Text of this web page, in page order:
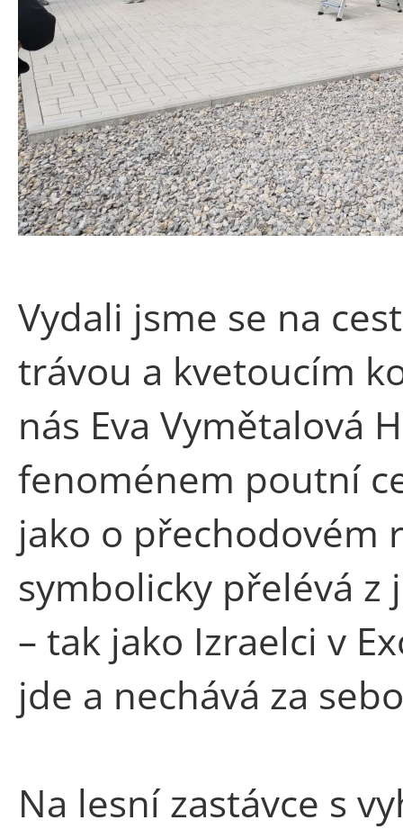
Vydali jsme se na
trávou a kvetoucím
nás Eva Vymětalová
fenoménem poutní
jako o přechodovém
symbolicky přelévá
– tak jako Izraelci v
jde a nechává za
Na lesní zastávce s